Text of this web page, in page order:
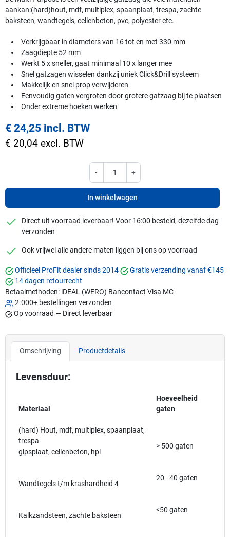
aankan:(hard)hout, mdf, multiplex, spaanplaat, trespa, zachte
baksteen, wandtegels, cellenbeton, pvc, polyester etc.
Verkrijgbaar in diameters van 16 tot en met 330 mm
Zaagdiepte 52 mm
Werkt 5 x sneller, gaat minimaal 10 x langer mee
Snel gatzagen wisselen dankzij uniek Click&Drill systeem
Makkelijk en snel prop verwijderen
Eenvoudig gaten vergroten door grotere gatzaag bij te plaatsen
Onder extreme hoeken werken
€ 24,25 incl. BTW
€ 20,04 excl. BTW
- +
In winkelwagen
checkmark
Direct uit voorraad leverbaar! Voor 16:00 besteld, dezelfde dag
verzonden
checkmark
Ook vrijwel alle andere maten liggen bij ons op voorraad
Officieel ProFit dealer sinds 2014
Gratis verzending vanaf €145
14 dagen retourrecht
Betaalmethoden: iDEAL (WERO) Bancontact Visa MC
2.000+ bestellingen verzonden
Op voorraad — Direct leverbaar
Omschrijving Productdetails
Levensduur:
Materiaal
Hoeveelheid
gaten
(hard) Hout, mdf, multiplex, spaanplaat,
trespa
gipsplaat, cellenbeton, hpl
> 500 gaten
Wandtegels t/m krashardheid 4
20 - 40 gaten
Kalkzandsteen, zachte baksteen
<50 gaten